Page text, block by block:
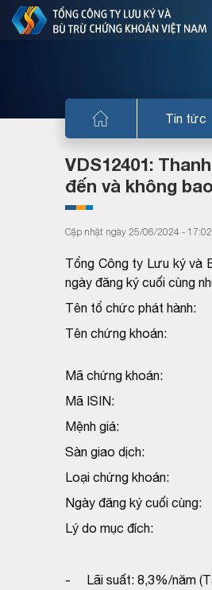
Tin tức
VDS12401:
đến và không
Cập nhật ngày 25/06/2024 -
Tổng Công ty Lưu ký và
ngày đăng ký cuối cùng
Tên tổ chức phát hành:
Tên chứng khoán:
Mã chứng khoán:
Mã ISIN:
Mệnh giá:
Sàn giao dịch:
Loại chứng khoán:
Ngày đăng ký cuối cùng:
Lý do mục đích:
- Lãi suất: 8,3%/năm